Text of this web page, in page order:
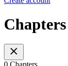
Chapters